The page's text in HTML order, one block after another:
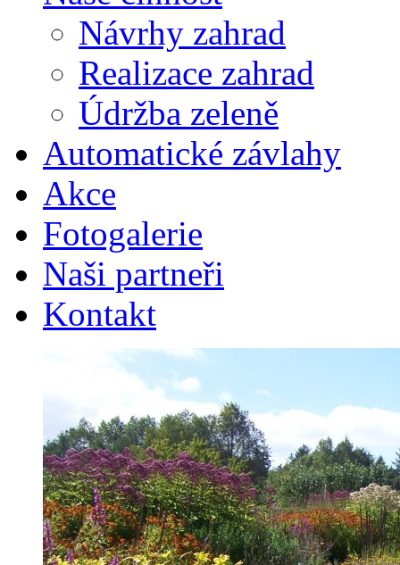
Návrhy zahrad
Realizace zahrad
Údržba zeleně
Automatické závlahy
Akce
Fotogalerie
Naši partneři
Kontakt